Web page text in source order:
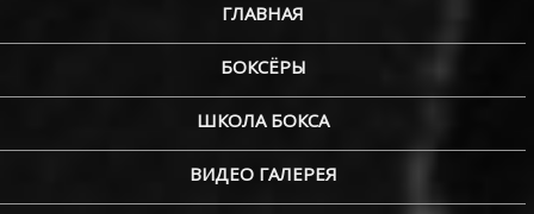
ГЛАВНАЯ
БОКСЁРЫ
ШКОЛА БОКСА
ВИДЕО ГАЛЕРЕЯ